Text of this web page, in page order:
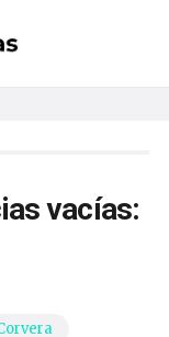
vacías: